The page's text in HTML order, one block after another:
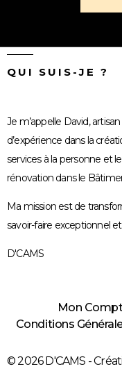
QUI SUIS-JE ?
Je m’appelle David,
d’expérience dans la
services à la personne et
rénovation dans le
Ma mission est de
savoir-faire exceptionnel
D'CAMS
Mon
Conditions
© 2026 D'CAMS -